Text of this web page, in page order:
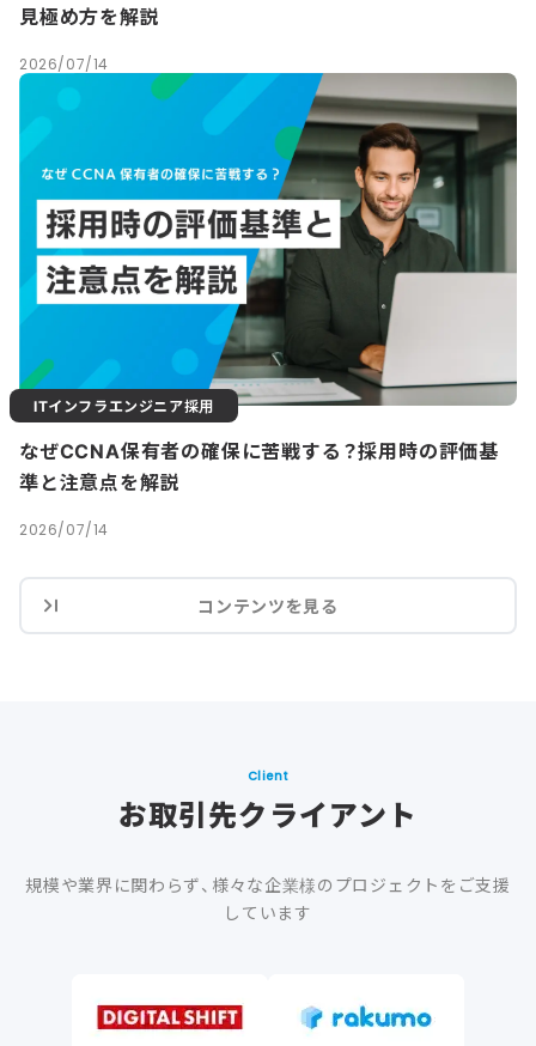
見極め方を解説
2026/07/14
ITインフラエンジニア採用
なぜCCNA保有者の確保に苦戦する？採用時の評価基
準と注意点を解説
2026/07/14
コンテンツを見る
Client
お取引先クライアント
規模や業界に関わらず、様々な企業様のプロジェクトをご支援